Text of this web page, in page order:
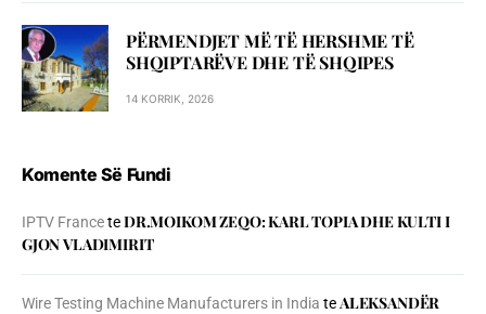
PËRMENDJET MË TË HERSHME TË
SHQIPTARËVE DHE TË SHQIPES
14 KORRIK, 2026
Komente Së Fundi
IPTV FranceteDR.MOIKOM ZEQO: KARL TOPIA DHE KULTI I
GJON VLADIMIRIT
Wire Testing Machine Manufacturers in India teALEKSANDËR